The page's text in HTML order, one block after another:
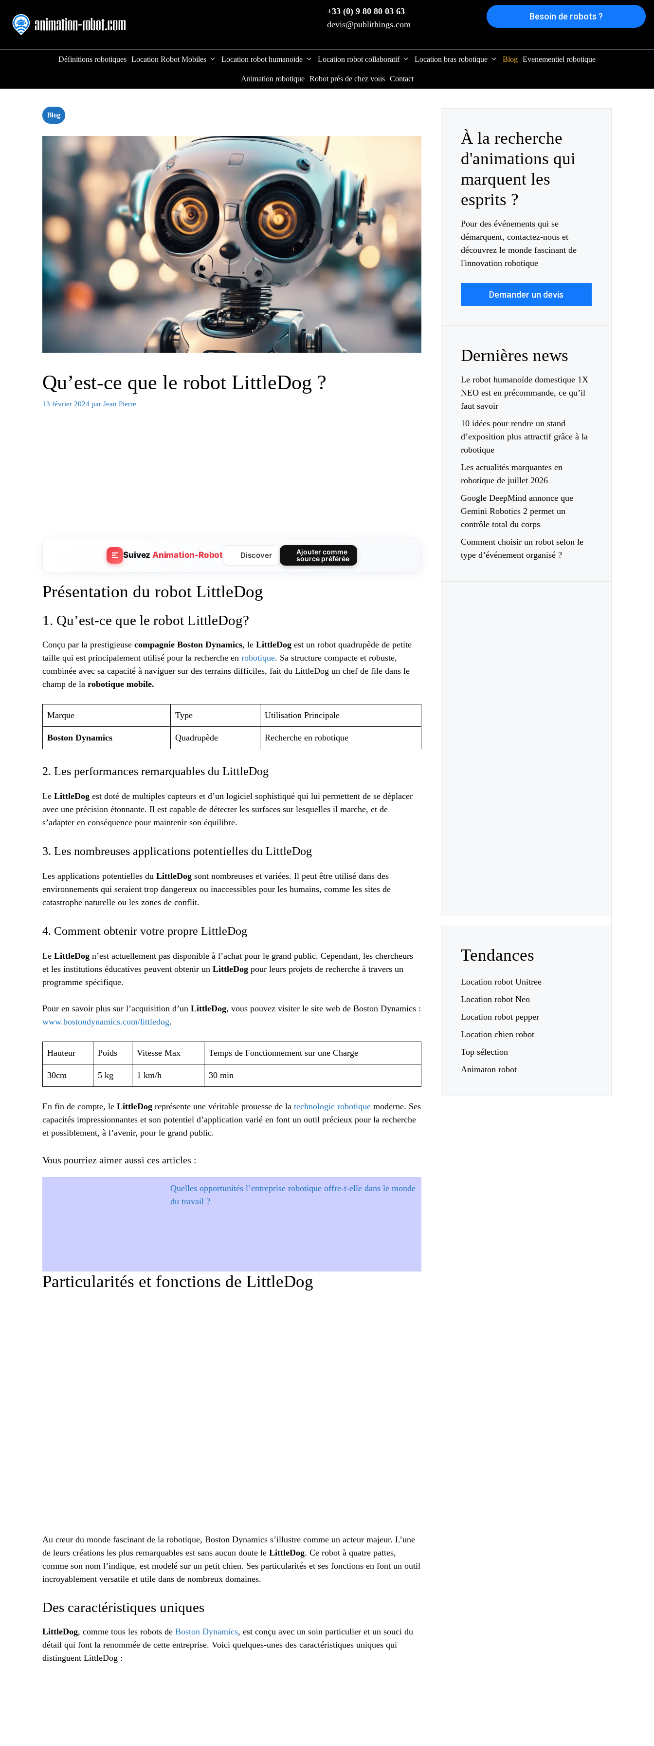
contenu
+33 (0) 9 80 80 03 63
devis@publithings.com
Besoin de robots ?
Définitions robotiques Location Robot Mobiles Location robot humanoide Location robot collaboratif Location bras robotique Blog Evenementiel robotique
Animation robotique Robot près de chez vous Contact
Blog
Qu’est-ce que le robot LittleDog ?
13 février 2024 par Jean Pierre
SuivezAnimation-Robot Discover
Ajouter comme
source préférée
Présentation du robot LittleDog
1. Qu’est-ce que le robot LittleDog?
Conçu par la prestigieuse compagnie Boston Dynamics, le LittleDog est un robot quadrupède de petite
taille qui est principalement utilisé pour la recherche en robotique. Sa structure compacte et robuste,
combinée avec sa capacité à naviguer sur des terrains difficiles, fait du LittleDog un chef de file dans le
champ de la robotique mobile.
Marque Type Utilisation Principale
Boston Dynamics Quadrupède Recherche en robotique
2. Les performances remarquables du LittleDog
Le LittleDog est doté de multiples capteurs et d’un logiciel sophistiqué qui lui permettent de se déplacer
avec une précision étonnante. Il est capable de détecter les surfaces sur lesquelles il marche, et de
s’adapter en conséquence pour maintenir son équilibre.
3. Les nombreuses applications potentielles du LittleDog
Les applications potentielles du LittleDog sont nombreuses et variées. Il peut être utilisé dans des
environnements qui seraient trop dangereux ou inaccessibles pour les humains, comme les sites de
catastrophe naturelle ou les zones de conflit.
4. Comment obtenir votre propre LittleDog
Le LittleDog n’est actuellement pas disponible à l’achat pour le grand public. Cependant, les chercheurs
et les institutions éducatives peuvent obtenir un LittleDog pour leurs projets de recherche à travers un
programme spécifique.
Pour en savoir plus sur l’acquisition d’un LittleDog, vous pouvez visiter le site web de Boston Dynamics :
www.bostondynamics.com/littledog.
Hauteur Poids Vitesse Max Temps de Fonctionnement sur une Charge
30cm 5 kg 1 km/h 30 min
En fin de compte, le LittleDog représente une véritable prouesse de la technologie robotique moderne. Ses
capacités impressionnantes et son potentiel d’application varié en font un outil précieux pour la recherche
et possiblement, à l’avenir, pour le grand public.
Vous pourriez aimer aussi ces articles :
Quelles opportunités l’entreprise robotique offre-t-elle dans le monde
du travail ?
Particularités et fonctions de LittleDog
Au cœur du monde fascinant de la robotique, Boston Dynamics s’illustre comme un acteur majeur. L’une
de leurs créations les plus remarquables est sans aucun doute le LittleDog. Ce robot à quatre pattes,
comme son nom l’indique, est modelé sur un petit chien. Ses particularités et ses fonctions en font un outil
incroyablement versatile et utile dans de nombreux domaines.
Des caractéristiques uniques
LittleDog, comme tous les robots de Boston Dynamics, est conçu avec un soin particulier et un souci du
détail qui font la renommée de cette entreprise. Voici quelques-unes des caractéristiques uniques qui
distinguent LittleDog :
À la recherche
d'animations qui
marquent les
esprits ?
Pour des événements qui se
démarquent, contactez-nous et
découvrez le monde fascinant de
l'innovation robotique
Demander un devis
Dernières news
Le robot humanoïde domestique 1X
NEO est en précommande, ce qu’il
faut savoir
10 idées pour rendre un stand
d’exposition plus attractif grâce à la
robotique
Les actualités marquantes en
robotique de juillet 2026
Google DeepMind annonce que
Gemini Robotics 2 permet un
contrôle total du corps
Comment choisir un robot selon le
type d’événement organisé ?
Tendances
Location robot Unitree
Location robot Neo
Location robot pepper
Location chien robot
Top sélection
Animaton robot